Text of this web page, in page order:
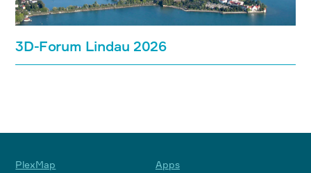
3D-Forum Lindau 2026
PlexMap
Apps